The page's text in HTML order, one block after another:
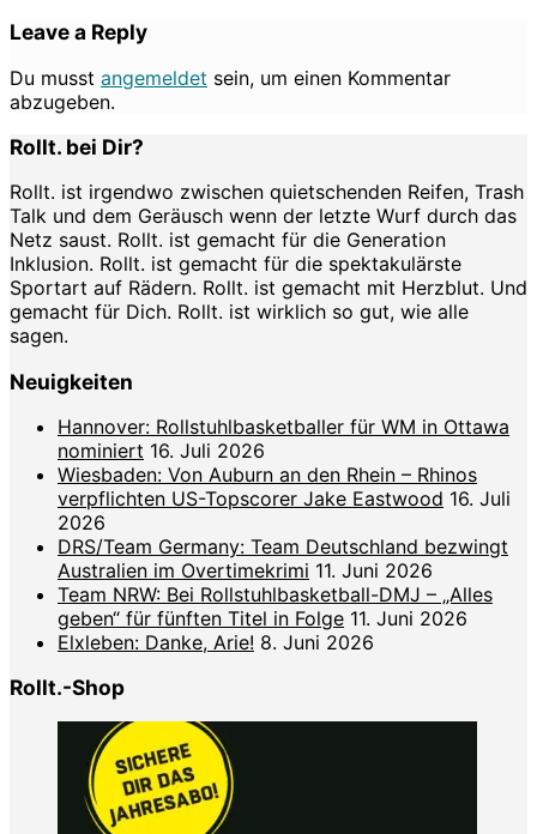
Leave a Reply
Du musst angemeldet sein, um einen Kommentar
abzugeben.
Rollt. bei Dir?
Rollt. ist irgendwo zwischen quietschenden Reifen, Trash
Talk und dem Geräusch wenn der letzte Wurf durch das
Netz saust. Rollt. ist gemacht für die Generation
Inklusion. Rollt. ist gemacht für die spektakulärste
Sportart auf Rädern. Rollt. ist gemacht mit Herzblut. Und
gemacht für Dich. Rollt. ist wirklich so gut, wie alle
sagen.
Neuigkeiten
Hannover: Rollstuhlbasketballer für WM in Ottawa
nominiert 16. Juli 2026
Wiesbaden: Von Auburn an den Rhein – Rhinos
verpflichten US-Topscorer Jake Eastwood 16. Juli
2026
DRS/Team Germany: Team Deutschland bezwingt
Australien im Overtimekrimi 11. Juni 2026
Team NRW: Bei Rollstuhlbasketball-DMJ – „Alles
geben“ für fünften Titel in Folge 11. Juni 2026
Elxleben: Danke, Arie! 8. Juni 2026
Rollt.-Shop